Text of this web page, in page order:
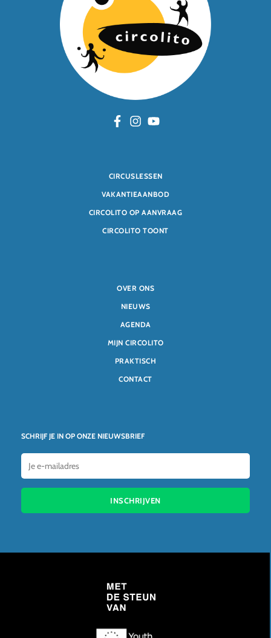
CIRCUSLESSEN
VAKANTIEAANBOD
CIRCOLITO OP AANVRAAG
CIRCOLITO TOONT
SCHRIJF JE IN OP ONZE NIEUWSBRIEF
INSCHRIJVEN
OVER ONS
NIEUWS
AGENDA
MIJN CIRCOLITO
PRAKTISCH
CONTACT